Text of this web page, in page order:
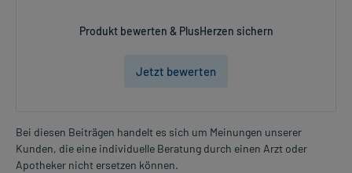
Produkt bewerten & PlusHerzen sichern
Jetzt bewerten
Bei diesen Beiträgen handelt es sich um Meinungen unserer
Kunden, die eine individuelle Beratung durch einen Arzt oder
Apotheker nicht ersetzen können.